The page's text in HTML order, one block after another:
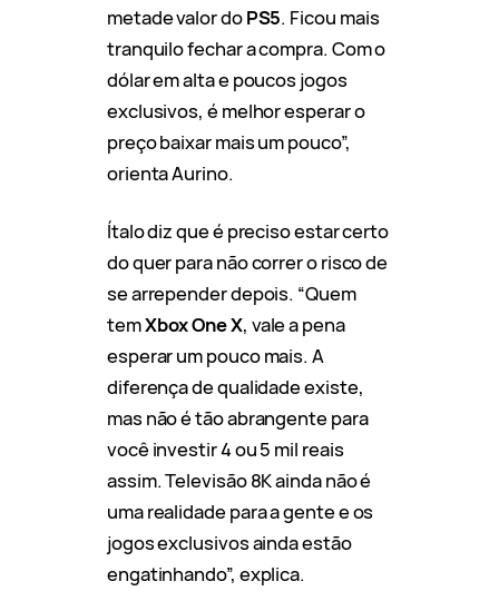
metade valor doPS5. Ficou mais
tranquilo fechar a compra. Com o
dólar em alta e poucos jogos
exclusivos, é melhor esperar o
preço baixar mais um pouco”,
orienta Aurino.
Ítalo diz que é preciso estar certo
do quer para não correr o risco de
se arrepender depois. “Quem
temXbox One X, vale a pena
esperar um pouco mais. A
diferença de qualidade existe,
mas não é tão abrangente para
você investir 4 ou 5 mil reais
assim. Televisão 8K ainda não é
uma realidade para a gente e os
jogos exclusivos ainda estão
engatinhando”, explica.